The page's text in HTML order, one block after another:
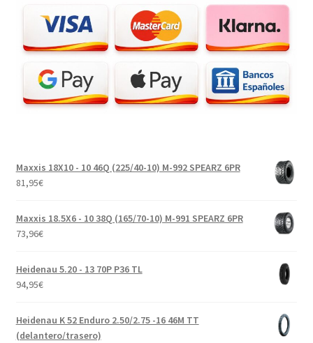
Maxxis 18X10 - 10 46Q (225/40-10) M-992 SPEARZ 6PR
81,95€
Maxxis 18.5X6 - 10 38Q (165/70-10) M-991 SPEARZ 6PR
73,96€
Heidenau 5.20 - 13 70P P36 TL
94,95€
Heidenau K 52 Enduro 2.50/2.75 -16 46M TT
(delantero/trasero)